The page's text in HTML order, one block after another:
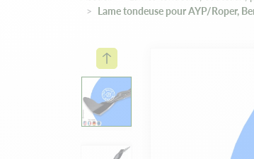
Lame tondeuse pour AYP/Roper,